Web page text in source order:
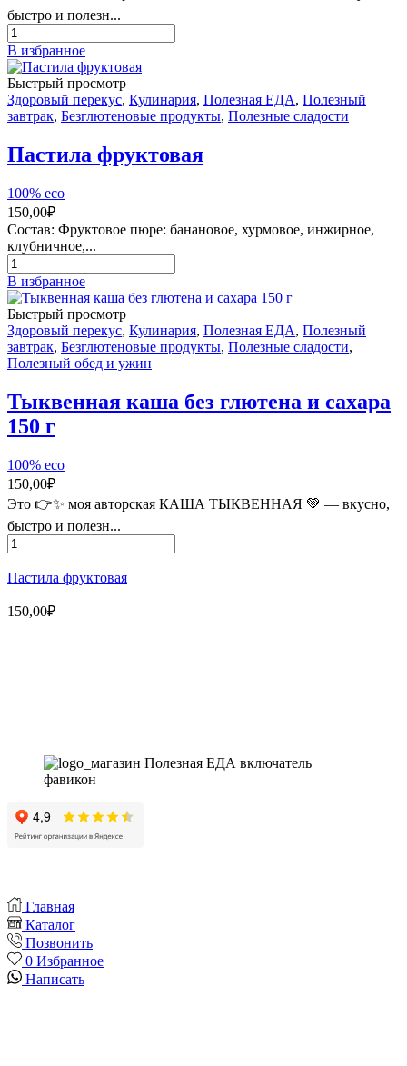
быстро и полезн...
Количество
товара
Каша
ТЫКВЕННАЯ
без
глютена
сахара
400
В избранное
Быстрый просмотр
Здоровый перекус, Кулинария, Полезная ЕДА, Полезный
завтрак, Безглютеновые продукты, Полезные сладости
Пастила фруктовая
100% eco
150,00₽
Состав: Фруктовое пюре: банановое, хурмовое, инжирное,
клубничное,...
Количество
товара
Пастила
фруктовая
В избранное
Быстрый просмотр
Здоровый перекус, Кулинария, Полезная ЕДА, Полезный
завтрак, Безглютеновые продукты, Полезные сладости,
Полезный обед и ужин
Тыквенная каша без глютена и сахара
150 г
100% eco
150,00₽
Это 👉✨ моя авторская КАША ТЫКВЕННАЯ 💚 — вкусно,
быстро и полезн...
Количество
товара
Тыквенная
без
глютена
Пастила фруктовая
150,00₽
Главная
Каталог
Позвонить
0 Избранное
Написать